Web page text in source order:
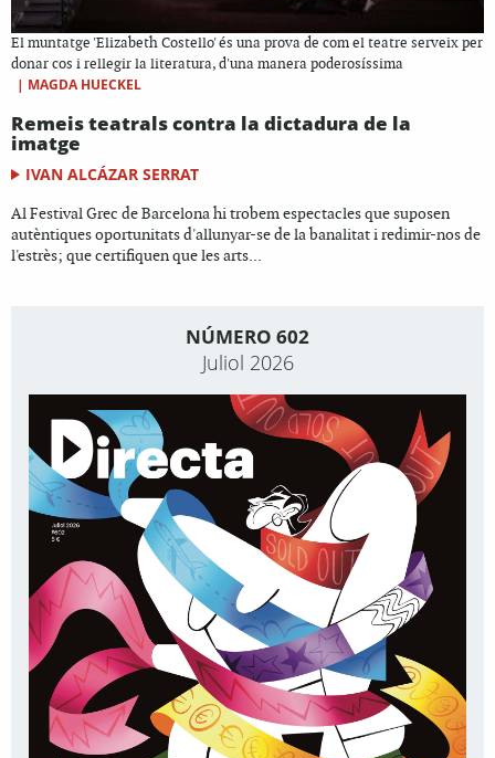
El muntatge 'Elizabeth Costello' és una prova de com el teatre serveix per
donar cos i rellegir la literatura, d'una manera poderosíssima
| MAGDA HUECKEL
Remeis teatrals contra la dictadura de la
imatge
IVAN ALCÁZAR SERRAT
Al Festival Grec de Barcelona hi trobem espectacles que suposen
autèntiques oportunitats d'allunyar-se de la banalitat i redimir-nos de
l'estrès; que certifiquen que les arts...
NÚMERO 602
Juliol 2026